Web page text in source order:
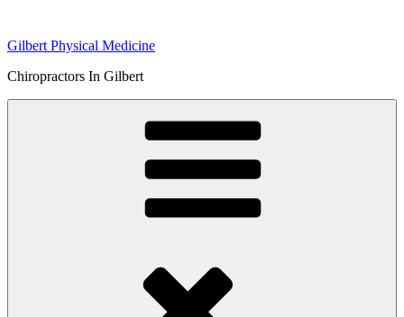
content
Gilbert Physical Medicine
Chiropractors In Gilbert